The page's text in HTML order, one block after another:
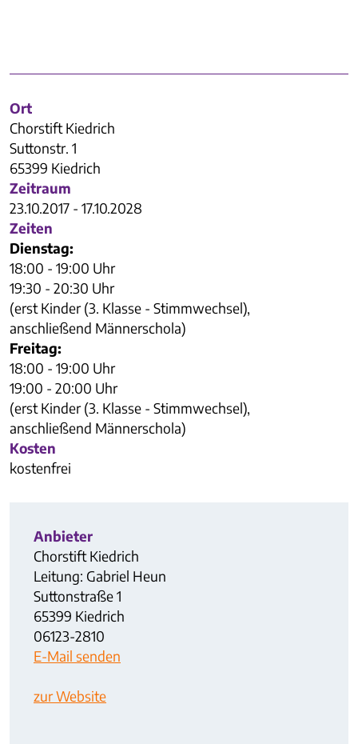
Ort
Chorstift Kiedrich
Suttonstr. 1
65399 Kiedrich
Zeitraum
23.10.2017 - 17.10.2028
Zeiten
Dienstag:
18:00 - 19:00 Uhr
19:30 - 20:30 Uhr
(erst Kinder (3. Klasse - Stimmwechsel),
anschließend Männerschola)
Freitag:
18:00 - 19:00 Uhr
19:00 - 20:00 Uhr
(erst Kinder (3. Klasse - Stimmwechsel),
anschließend Männerschola)
Kosten
kostenfrei
Anbieter
Chorstift Kiedrich
Leitung: Gabriel Heun
Suttonstraße 1
65399 Kiedrich
06123-2810
E-Mail senden
zur Website